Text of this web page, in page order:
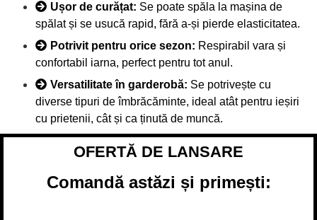
Ușor de curățat: Se poate spăla la mașina de
spălat și se usucă rapid, fără a-și pierde elasticitatea.
Potrivit pentru orice sezon: Respirabil vara și
confortabil iarna, perfect pentru tot anul.
Versatilitate în garderobă: Se potrivește cu
diverse tipuri de îmbrăcăminte, ideal atât pentru ieșiri
cu prietenii, cât și ca ținută de muncă.
OFERTĂ DE LANSARE
Comandă astăzi și primești: